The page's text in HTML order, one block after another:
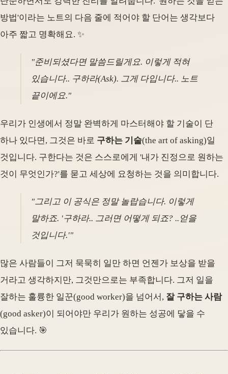
방법'이라는 노트의 다음 줄에 적어야 할 단어는 생각보다
아주 짧고 명확해요. ✨
"준비되셨다면 말씀드릴게요. 이렇게 적혀
있습니다.. 구하라(Ask). 그게 다입니다.. 노트
끝이에요."
우리가 인생에서 정말 완벽하게 마스터해야 할 기술이 단
하나 있다면, 그것은 바로 구하는 기술(the art of asking)일
것입니다. 구한다는 것은 스스로에게 '내가 진정으로 원하는
것이 무엇인가?'를 묻고 세상에 요청하는 것을 의미합니다.
"그리고 이 공식은 정말 놀랍습니다. 이렇게
말하죠. '구하라.. 그러면 어떻게 되죠? ..얻을
것입니다.'"
많은 사람들이 그저 묵묵히 일만 하면 언젠가 보상을 받을
거라고 생각하지만, 그것만으로는 부족합니다. 그저 일을
잘하는 훌륭한 일꾼(good worker)을 넘어서, 잘 구하는 사람
(good asker)이 되어야만 우리가 원하는 성공에 닿을 수
있습니다. 🎯